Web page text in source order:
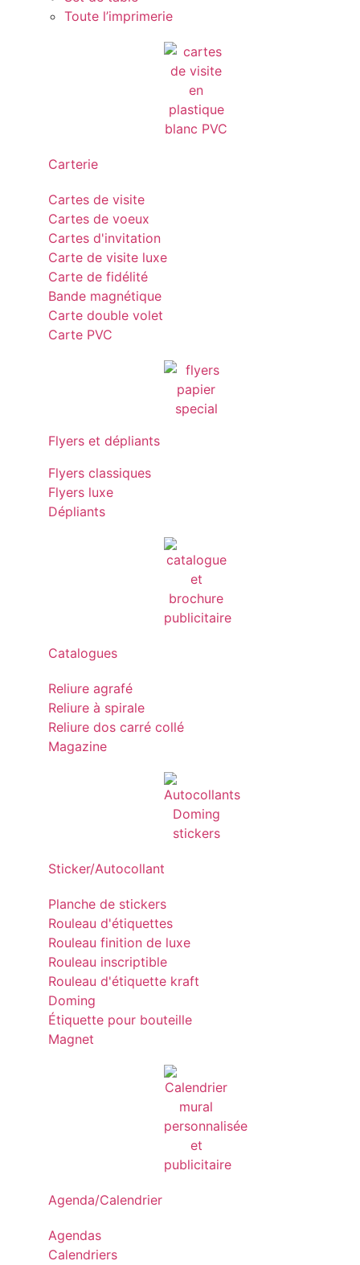
Toute l’imprimerie
Carterie
Cartes de visite
Cartes de voeux
Cartes d'invitation
Carte de visite luxe
Carte de fidélité
Bande magnétique
Carte double volet
Carte PVC
Flyers et dépliants
Flyers classiques
Flyers luxe
Dépliants
Catalogues
Reliure agrafé
Reliure à spirale
Reliure dos carré collé
Magazine
Sticker/Autocollant
Planche de stickers
Rouleau d'étiquettes
Rouleau finition de luxe
Rouleau inscriptible
Rouleau d'étiquette kraft
Doming
Étiquette pour bouteille
Magnet
Agenda/Calendrier
Agendas
Calendriers